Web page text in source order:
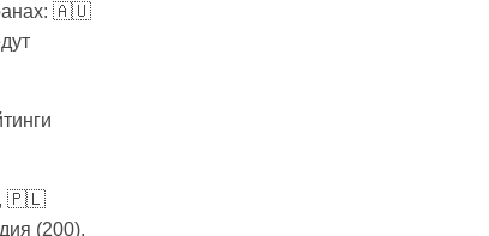
🇦🇺
🇵🇱
(200),